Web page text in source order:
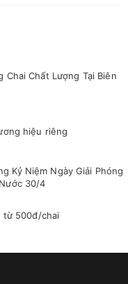
Chai Chất Lượng Tại Biên
hiệu riêng
Kỷ Niệm Ngày Giải Phóng
30/4
từ 500đ/chai